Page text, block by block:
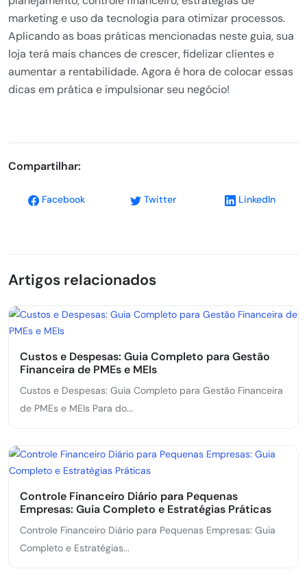
marketing e uso da tecnologia para otimizar processos.
Aplicando as boas práticas mencionadas neste guia, sua
loja terá mais chances de crescer, fidelizar clientes e
aumentar a rentabilidade. Agora é hora de colocar essas
dicas em prática e impulsionar seu negócio!
Compartilhar:
Facebook Twitter LinkedIn
Artigos relacionados
Custos e Despesas: Guia Completo para Gestão
Financeira de PMEs e MEIs
Custos e Despesas: Guia Completo para Gestão Financeira
de PMEs e MEIs Para do...
Controle Financeiro Diário para Pequenas
Empresas: Guia Completo e Estratégias Práticas
Controle Financeiro Diário para Pequenas Empresas: Guia
Completo e Estratégias...